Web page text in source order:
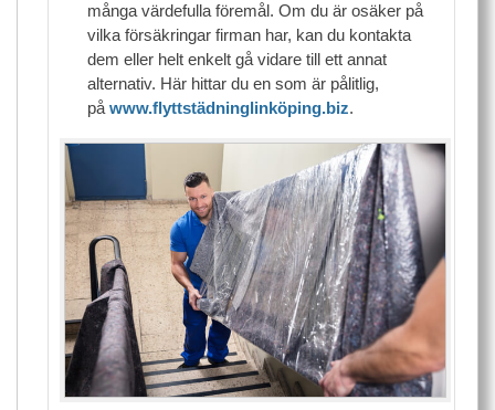
många värdefulla föremål. Om du är osäker på
vilka försäkringar firman har, kan du kontakta
dem eller helt enkelt gå vidare till ett annat
alternativ. Här hittar du en som är pålitlig,
påwww.flyttstädninglinköping.biz.